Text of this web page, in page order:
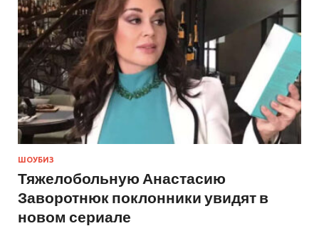
ШОУБИЗ
Тяжелобольную Анастасию
Заворотнюк поклонники увидят в
новом сериале